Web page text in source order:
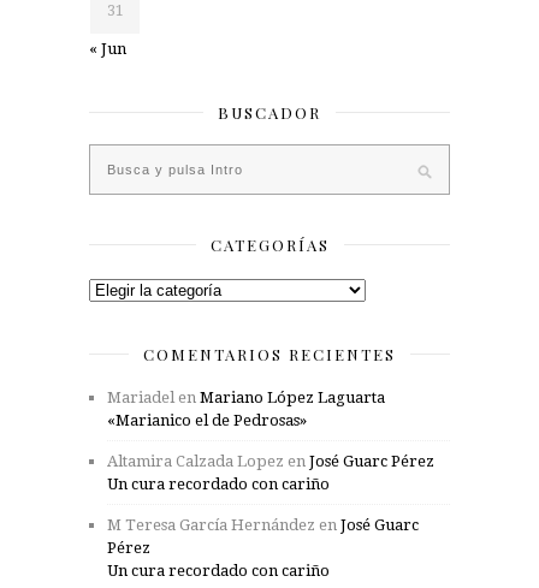
31
« Jun
BUSCADOR
CATEGORÍAS
Categorías
COMENTARIOS RECIENTES
Mariadel en Mariano López Laguarta
«Marianico el de Pedrosas»
Altamira Calzada Lopez en José Guarc Pérez
Un cura recordado con cariño
M Teresa García Hernández en José Guarc
Pérez
Un cura recordado con cariño